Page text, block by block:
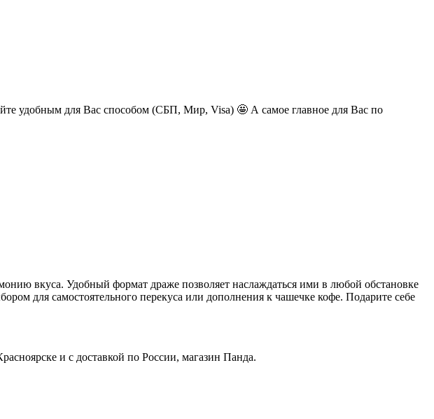
удобным для Вас способом (СБП, Мир, Visa) 🤩 А самое главное для Вас по
вкуса. Удобный формат драже позволяет наслаждаться ими в любой обстановке
для самостоятельного перекуса или дополнения к чашечке кофе. Подарите себе
и с доставкой по России, магазин Панда.